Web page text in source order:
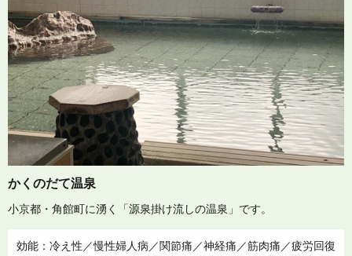
かくのだて温泉
小京都・角館町に湧く「源泉掛け流しの温泉」です。
効能：冷え性／慢性婦人病／関節痛／神経痛／筋肉痛／疲労回復